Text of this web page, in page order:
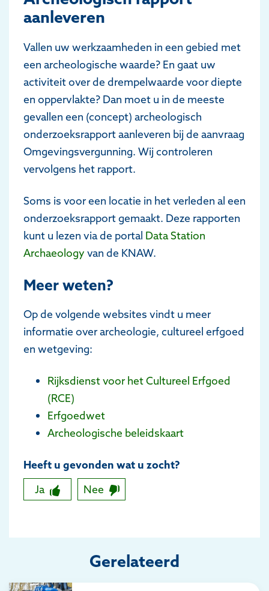
aanleveren
Vallen uw werkzaamheden in een gebied met
een archeologische waarde? En gaat uw
activiteit over de drempelwaarde voor diepte
en oppervlakte? Dan moet u in de meeste
gevallen een (concept) archeologisch
onderzoeksrapport aanleveren bij de aanvraag
Omgevingsvergunning. Wij controleren
vervolgens het rapport.
Soms is voor een locatie in het verleden al een
onderzoeksrapport gemaakt. Deze rapporten
kunt u lezen via de portal Data Station
Archaeology van de KNAW.
Meer weten?
Op de volgende websites vindt u meer
informatie over archeologie, cultureel erfgoed
en wetgeving:
Rijksdienst voor het Cultureel Erfgoed
(RCE)
Erfgoedwet
Archeologische beleidskaart
Heeft u gevonden wat u zocht?
Ja
Nee
Gerelateerd